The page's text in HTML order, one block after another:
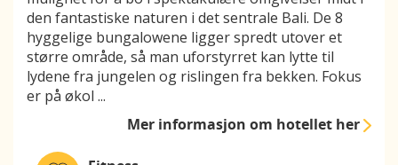
den fantastiske naturen i det sentrale Bali. De 8
hyggelige bungalowene ligger spredt utover et
større område, så man uforstyrret kan lytte til
lydene fra jungelen og rislingen fra bekken. Fokus
er på økol ...
Mer informasjonom hotellet her